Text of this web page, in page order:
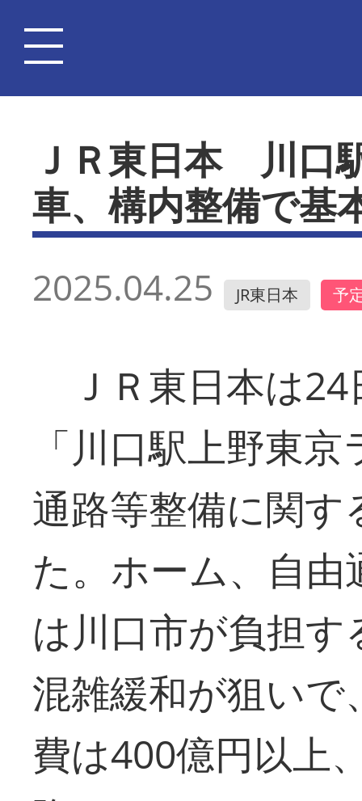
ＪＲ東日本 川口
車、構内整備で基
2025.04.25 JR東日本 予
ＪＲ東日本は24
「川口駅上野東
通路等整備に関
た。ホーム、自
は川口市が負担
混雑緩和が狙い
費は400億円以上